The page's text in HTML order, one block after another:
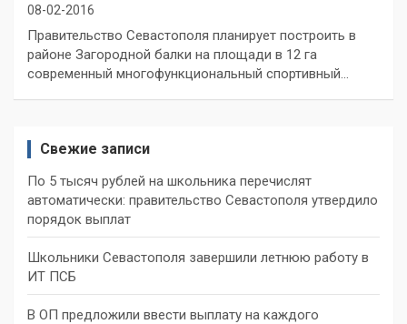
08-02-2016
Правительство Севастополя планирует построить в
районе Загородной балки на площади в 12 га
современный многофункциональный спортивный…
Свежие записи
По 5 тысяч рублей на школьника перечислят
автоматически: правительство Севастополя утвердило
порядок выплат
Школьники Севастополя завершили летнюю работу в
ИТ ПСБ
В ОП предложили ввести выплату на каждого